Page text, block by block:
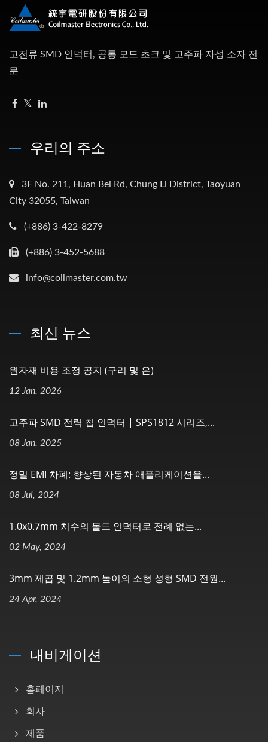
고전류 SMD 인덕터, 공통 모드 초크 및 고주파 자성 소자 전
문
우리의 주소
3F No. 211, Huan Bei Rd, Chung Li District, Taoyuan
City 32055, Taiwan
(+886) 3-422-8279
(+886) 3-452-5688
info@coilmaster.com.tw
최신 뉴스
원자재 비용 조정 공지 (구리 및 은)
12 Jan, 2026
고주파 SMD 전력 칩 인덕터 | SPS1812 시리즈,...
08 Jan, 2025
정밀 EMI 차폐: 향상된 자동차 애플리케이션을...
08 Jul, 2024
1.0x0.7mm 치수의 몰드 인덕터로 전례 없는...
02 May, 2024
3mm 제곱 및 1.2mm 높이의 소형 성형 SMD 전원...
24 Apr, 2024
내비게이션
홈페이지
회사
제품